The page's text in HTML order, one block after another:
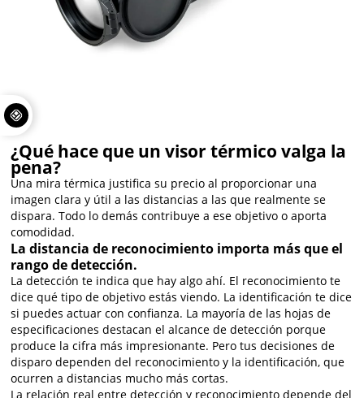
¿Qué hace que un visor térmico valga la
pena?
Una mira térmica justifica su precio al proporcionar una
imagen clara y útil a las distancias a las que realmente se
dispara. Todo lo demás contribuye a ese objetivo o aporta
comodidad.
La distancia de reconocimiento importa más que el
rango de detección.
La detección te indica que hay algo ahí. El reconocimiento te
dice qué tipo de objetivo estás viendo. La identificación te dice
si puedes actuar con confianza. La mayoría de las hojas de
especificaciones destacan el alcance de detección porque
produce la cifra más impresionante. Pero tus decisiones de
disparo dependen del reconocimiento y la identificación, que
ocurren a distancias mucho más cortas.
La relación real entre detección y reconocimiento depende del